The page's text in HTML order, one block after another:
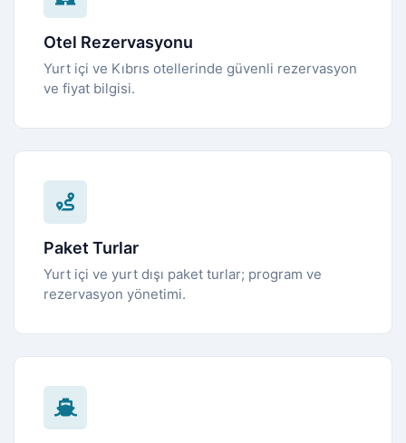
Otel Rezervasyonu
Yurt içi ve Kıbrıs otellerinde güvenli rezervasyon
ve fiyat bilgisi.
Paket Turlar
Yurt içi ve yurt dışı paket turlar; program ve
rezervasyon yönetimi.